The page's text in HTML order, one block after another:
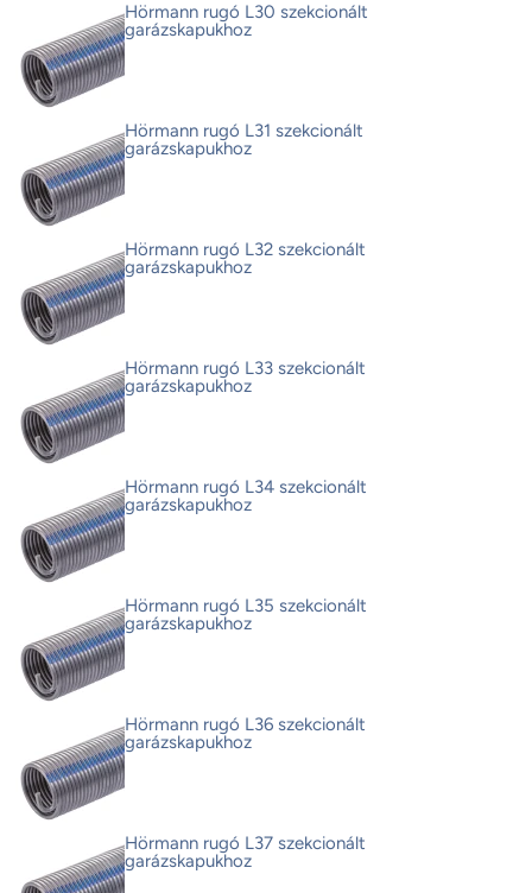
Hörmann rugó L30 szekcionált
garázskapukhoz
Hörmann rugó L31 szekcionált
garázskapukhoz
Hörmann rugó L32 szekcionált
garázskapukhoz
Hörmann rugó L33 szekcionált
garázskapukhoz
Hörmann rugó L34 szekcionált
garázskapukhoz
Hörmann rugó L35 szekcionált
garázskapukhoz
Hörmann rugó L36 szekcionált
garázskapukhoz
Hörmann rugó L37 szekcionált
garázskapukhoz